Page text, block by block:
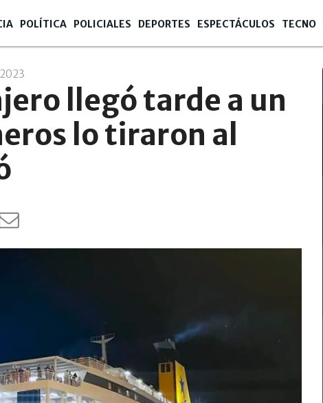
POLÍTICA POLICIALES DEPORTES ESPECTÁCULOS TECNO
llegó tarde a un
lo tiraron al